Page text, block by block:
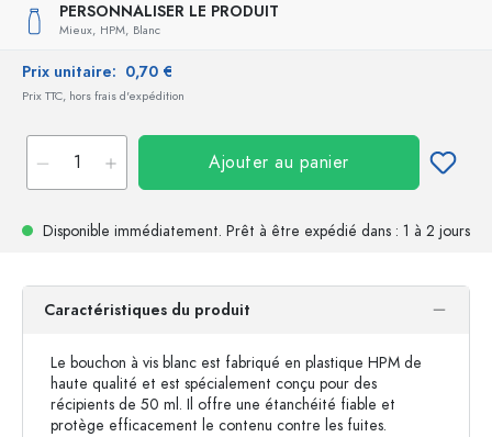
PERSONNALISER LE PRODUIT
Mieux, HPM, Blanc
Prix unitaire: 0,70 €
Prix TTC, hors frais d'expédition
Ajouter au panier
Disponible immédiatement. Prêt à être expédié dans : 1 à 2 jours
Caractéristiques du produit
Le bouchon à vis blanc est fabriqué en plastique HPM de
haute qualité et est spécialement conçu pour des
récipients de 50 ml. Il offre une étanchéité fiable et
protège efficacement le contenu contre les fuites.